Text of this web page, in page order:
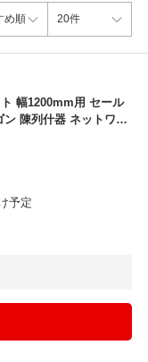
幅1200mm用 セール
ン 陳列什器 ネットワゴ
予定